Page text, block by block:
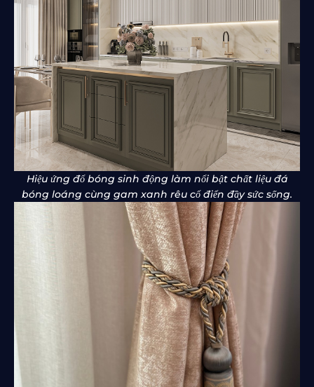
Hiệu ứng đổ bóng sinh động làm nổi bật chất liệu đá
bóng loáng cùng gam xanh rêu cổ điển đầy sức sống.